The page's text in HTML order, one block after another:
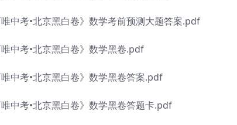
中考•北京黑白卷》数学考前预测大题答案.pdf
中考•北京黑白卷》数学黑卷.pdf
中考•北京黑白卷》数学黑卷答案.pdf
中考•北京黑白卷》数学黑卷答题卡.pdf